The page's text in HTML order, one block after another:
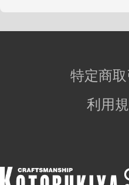
特定商
利用